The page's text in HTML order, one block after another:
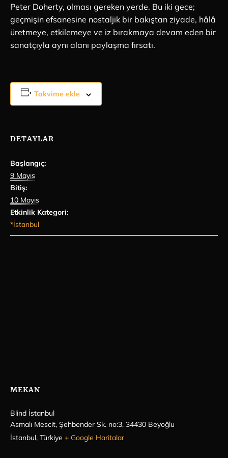
Peter Doherty, olması gereken yerde. Bu iki gece;
geçmişin efsanesine nostaljik bir bakıştan ziyade, hâlâ
üretmeye, etkilemeye ve iz bırakmaya devam eden bir
sanatçıyla aynı alanı paylaşma fırsatı.
Takvime ekle
DETAYLAR
Başlangıç:
9 Mayıs
Bitiş:
10 Mayıs
Etkinlik Kategori:
*İstanbul
MEKAN
Blind İstanbul
Asmalı Mescit, Şehbender Sk. no:3, 34430 Beyoğlu
İstanbul, Türkiye + Google Haritalar